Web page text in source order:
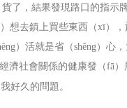
了，結果發現路口的指示
想去鎮上買些東西（xī）
）活就是省（shěng）
濟社會關係的健康發（fā）
好久的問題。